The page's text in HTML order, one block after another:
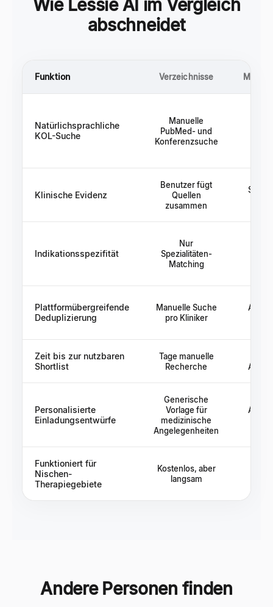
Wie Lessie AI im Vergleich
abschneidet
Funktion Verzeichnisse
Natürlichsprachliche
KOL-Suche
Manuelle
PubMed- und
Konferenzsuche
Klinische Evidenz
Benutzer fügt
Quellen
zusammen
Indikationsspezifität
Nur
Spezialitäten-
Matching
Plattformübergreifende
Deduplizierung
Manuelle Suche
pro Kliniker
Zeit bis zur nutzbaren
Shortlist
Tage manuelle
Recherche
Personalisierte
Einladungsentwürfe
Generische
Vorlage für
medizinische
Angelegenheiten
Funktioniert für
Nischen-
Therapiegebiete
Kostenlos, aber
langsam
Andere Personen finden